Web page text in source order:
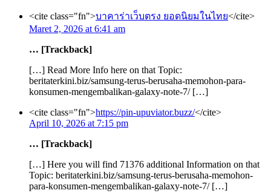
<cite class="fn">บาคาร่าเว็บตรง ยอดนิยมในไทย</cite>
Maret 2, 2026 at 6:41 am
… [Trackback]
[…] Read More Info here on that Topic:
beritaterkini.biz/samsung-terus-berusaha-memohon-para-
konsumen-mengembalikan-galaxy-note-7/ […]
<cite class="fn">https://pin-upuviator.buzz/</cite>
April 10, 2026 at 7:15 pm
… [Trackback]
[…] Here you will find 71376 additional Information on that
Topic: beritaterkini.biz/samsung-terus-berusaha-memohon-
para-konsumen-mengembalikan-galaxy-note-7/ […]